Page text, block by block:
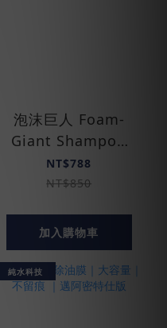
泡沫巨人 Foam­
Giant Shampoo
(PA壺.泡沫槍)
NT$788
NT$850
加入購物車
純水科技